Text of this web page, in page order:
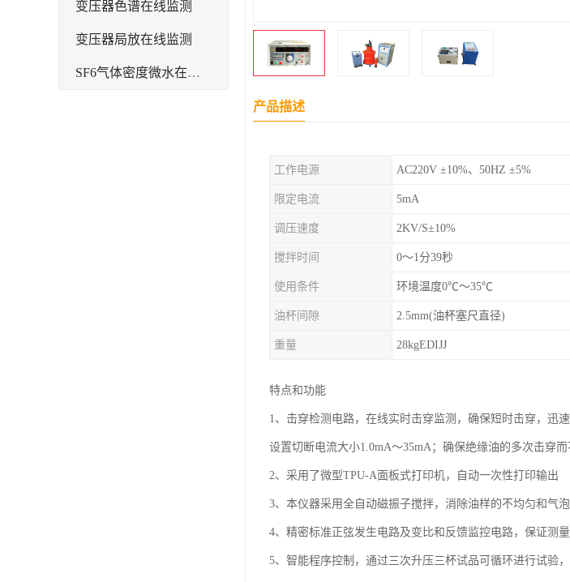
变压器色谱在线监测
变压器局放在线监测
SF6气体密度微水在线监测系统
产品描述
工作电源 AC220V ±10%、50HZ ±5%
限定电流 5mA
调压速度 2KV/S±10%
搅拌时间 0～1分39秒
使用条件 环境温度0℃～35℃
油杯间隙 2.5mm(油杯塞尺直径)
重量 28kgEDIJJ
特点和功能
1、击穿检测电路，在线实时击穿监测，确保短时击穿，迅
设置切断电流大小1.0mA～35mA；确保绝缘油的多次击穿而
2、采用了微型TPU-A面板式打印机，自动一次性打印输出
3、本仪器采用全自动磁振子搅拌，消除油样的不均匀和气泡
4、精密标准正弦发生电路及变比和反馈监控电路，保证测量
5、智能程序控制，通过三次升压三杯试品可循环进行试验